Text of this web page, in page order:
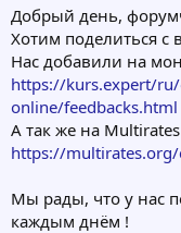
Добрый день,
Хотим поделиться
Нас добавили на
https://kurs.expert/
online/feedbacks.html
А так же на Multirates
https://
Мы рады, что у нас
каждым днём !